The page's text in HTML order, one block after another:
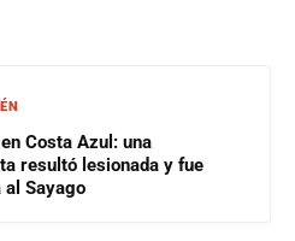
Costa Azul: una
resultó lesionada y fue
Sayago